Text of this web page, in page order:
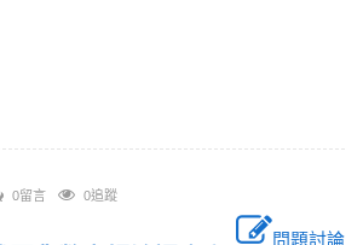
0留言 0追蹤
問題討論